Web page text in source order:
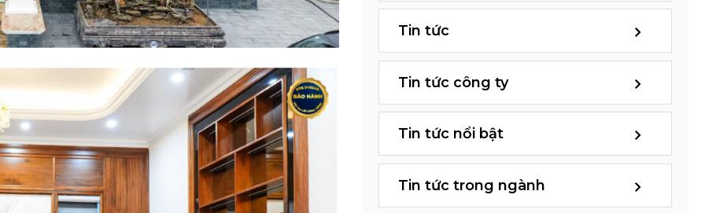
Tin tức
Tin tức công ty
Tin tức nổi bật
Tin tức trong ngành